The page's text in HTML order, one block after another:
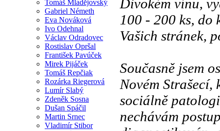
Tomáš Mladějovský
Gabriel Németh
Eva Nováková
Ivo Odehnal
Václav Odradovec
Rostislav Opršal
František Pavúček
Mirek Pijáček
Tomáš Repčiak
Rozárka Riegerová
Lumír Slabý
Zdeněk Sosna
Dušan Spáčil
Martin Srnec
Vladimír Stibor
Divokém vínu,
100 - 200 ks, do
Vašich stránek,
Současně jsem
Novém
sociálně
nechávám